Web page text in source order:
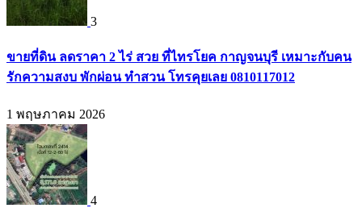
3
ขายที่ดิน ลดราคา 2 ไร่ สวย ที่ไทรโยค กาญจนบุรี เหมาะกับคน
รักความสงบ พักผ่อน ทำสวน โทรคุยเลย 0810117012
1 พฤษภาคม 2026
4